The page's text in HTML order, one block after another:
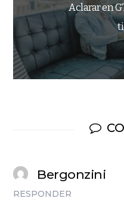
Aclarar en
Bergonzini
RESPONDER